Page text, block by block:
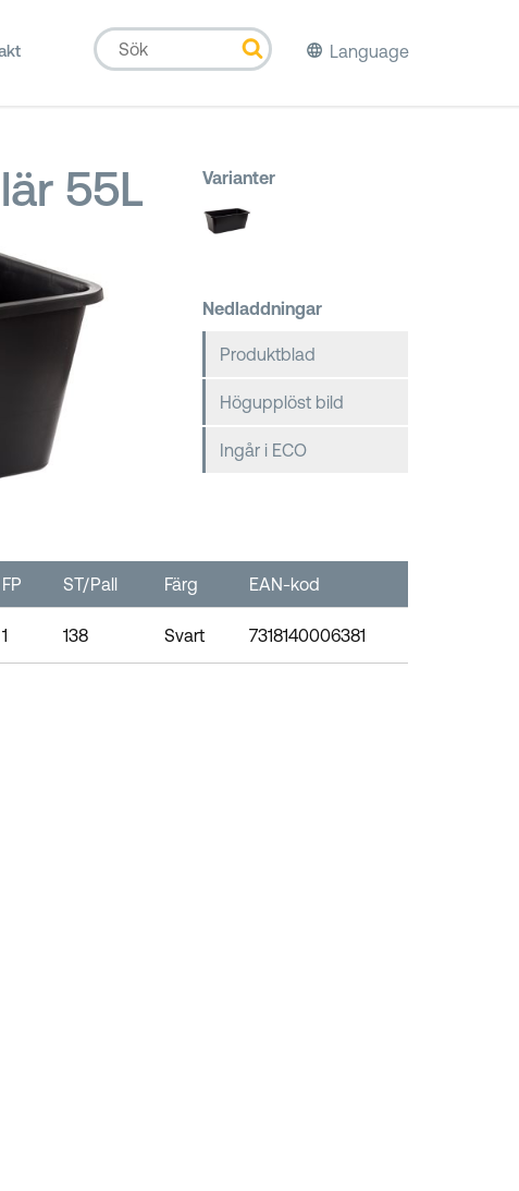
Language
55L Varianter
Nedladdningar
Produktblad
Högupplöst bild
Ingår i ECO
FP ST/Pall Färg EAN-kod
1 138 Svart 7318140006381